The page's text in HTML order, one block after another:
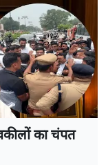
का चंपत